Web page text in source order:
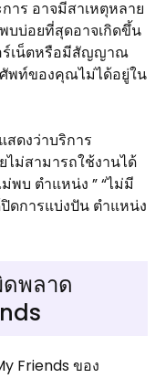
าร อาจมีสาเหตุหลาย
บบ่อยที่สุดอาจเกิดขึ้น
ร์เน็ตหรือมีสัญญาณ
พท์ของคุณไม่ได้อยู่ใน
ดงว่าบริการ
ม่สามารถใช้งานได้
พบ ตำแหน่ง ” “ไม่มี
ดการแบ่งปัน ตำแหน่ง
พลาด
Friends ของ